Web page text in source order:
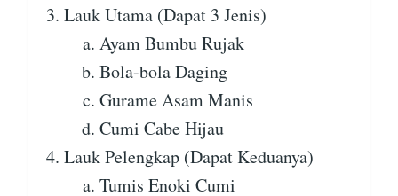
Lauk Utama (Dapat 3 Jenis)
Ayam Bumbu Rujak
Bola-bola Daging
Gurame Asam Manis
Cumi Cabe Hijau
Lauk Pelengkap (Dapat Keduanya)
Tumis Enoki Cumi